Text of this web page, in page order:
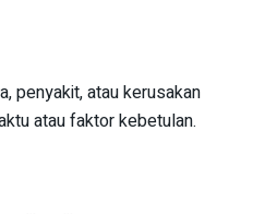
penyakit, atau kerusakan
atau faktor kebetulan.